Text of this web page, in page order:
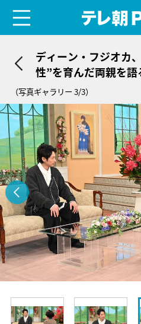
ディーン・フジオカ
性”を育んだ両親を
国語を教わる
（写真ギャラリー 3/3）